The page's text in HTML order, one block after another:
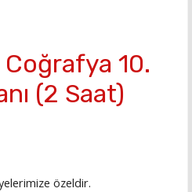
10.
(2 Saat)
özeldir.